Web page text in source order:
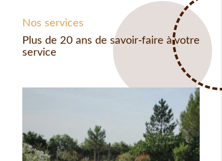
Nos services
Plus de 20 ans de savoir-faire à votre
service